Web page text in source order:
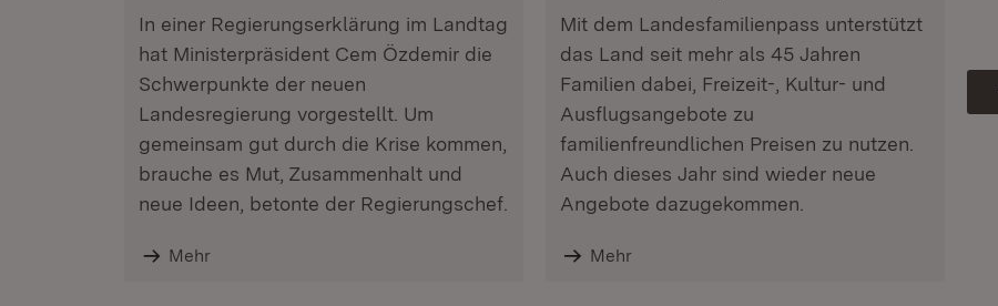
In einer Regierungserklärung im Landtag
hat Ministerpräsident Cem Özdemir die
Schwerpunkte der neuen
Landesregierung vorgestellt. Um
gemeinsam gut durch die Krise kommen,
brauche es Mut, Zusammenhalt und
neue Ideen, betonte der Regierungschef.
Mehr
Mit dem Landesfamilienpass unterstützt
das Land seit mehr als 45 Jahren
Familien dabei, Freizeit-, Kultur- und
Ausflugsangebote zu
familienfreundlichen Preisen zu nutzen.
Auch dieses Jahr sind wieder neue
Angebote dazugekommen.
Mehr